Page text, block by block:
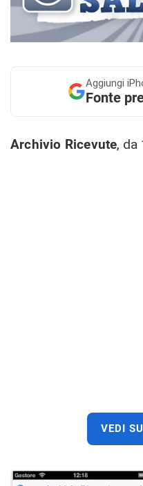
Aggiungi
Fonte
Archivio Ricevute, da
VEDI